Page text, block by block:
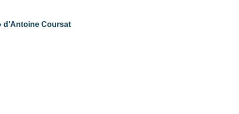
Coursat